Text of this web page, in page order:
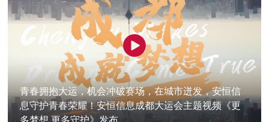
青春拥抱大运，机会冲破赛场，在城市迸发，安恒信
息守护青春荣耀！安恒信息成都大运会主题视频《更
多梦想 更多守护》发布